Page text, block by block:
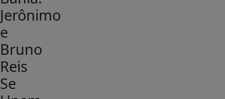
Jerônimo
e
Bruno
Reis
Se